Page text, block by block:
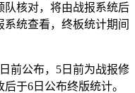
队核对，将由战报系统后
统查看，终板统计期间
前公布，5日前为战报修
于6日公布终版统计。